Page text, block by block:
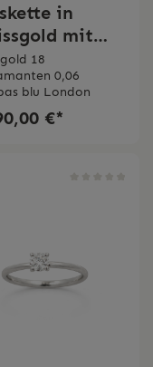
in
mit
blu London
18
0,06
blu London
€*